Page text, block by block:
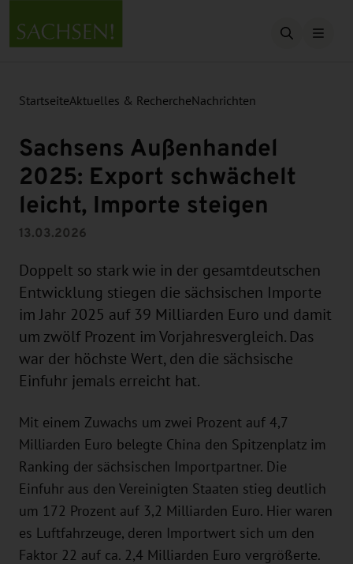
Suche
StartseiteAktuelles & RechercheNachrichten
Sachsens Außenhandel
2025: Export schwächelt
leicht, Importe steigen
13.03.2026
Doppelt so stark wie in der gesamtdeutschen
Entwicklung stiegen die sächsischen Importe
im Jahr 2025 auf 39 Milliarden Euro und damit
um zwölf Prozent im Vorjahresvergleich. Das
war der höchste Wert, den die sächsische
Einfuhr jemals erreicht hat.
Mit einem Zuwachs um zwei Prozent auf 4,7
Milliarden Euro belegte China den Spitzenplatz im
Ranking der sächsischen Importpartner. Die
Einfuhr aus den Vereinigten Staaten stieg deutlich
um 172 Prozent auf 3,2 Milliarden Euro. Hier waren
es Luftfahrzeuge, deren Importwert sich um den
Faktor 22 auf ca. 2,4 Milliarden Euro vergrößerte.